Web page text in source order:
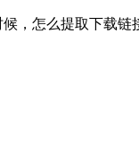
，怎么提取下载链